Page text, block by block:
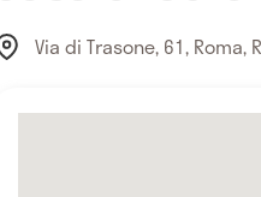
Via di Trasone, 61, Roma,